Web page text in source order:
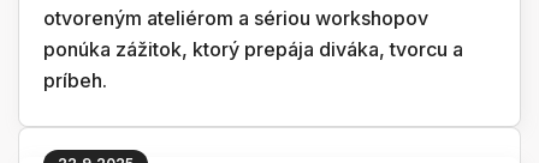
otvoreným ateliérom a sériou workshopov
ponúka zážitok, ktorý prepája diváka, tvorcu a
príbeh.